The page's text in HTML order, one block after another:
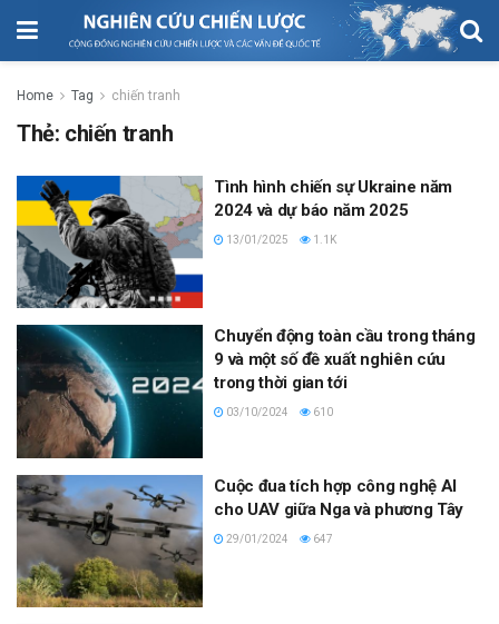
Home Tag chiến tranh
Thẻ: chiến tranh
Tình hình chiến sự Ukraine năm
2024 và dự báo năm 2025
13/01/2025 1.1K
Chuyển động toàn cầu trong tháng
9 và một số đề xuất nghiên cứu
trong thời gian tới
03/10/2024 610
Cuộc đua tích hợp công nghệ AI
cho UAV giữa Nga và phương Tây
29/01/2024 647